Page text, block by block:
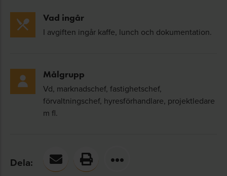
Vad ingår
I avgiften ingår kaffe, lunch och dokumentation.
Målgrupp
Vd, marknadschef, fastighetschef,
förvaltningschef, hyresförhandlare, projektledare
m fl.
Dela: